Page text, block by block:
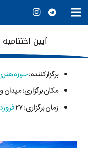
آیین
برگزارکننده:حوزه
مکان برگزاری: میدان
زمان برگزاری: ۲۷